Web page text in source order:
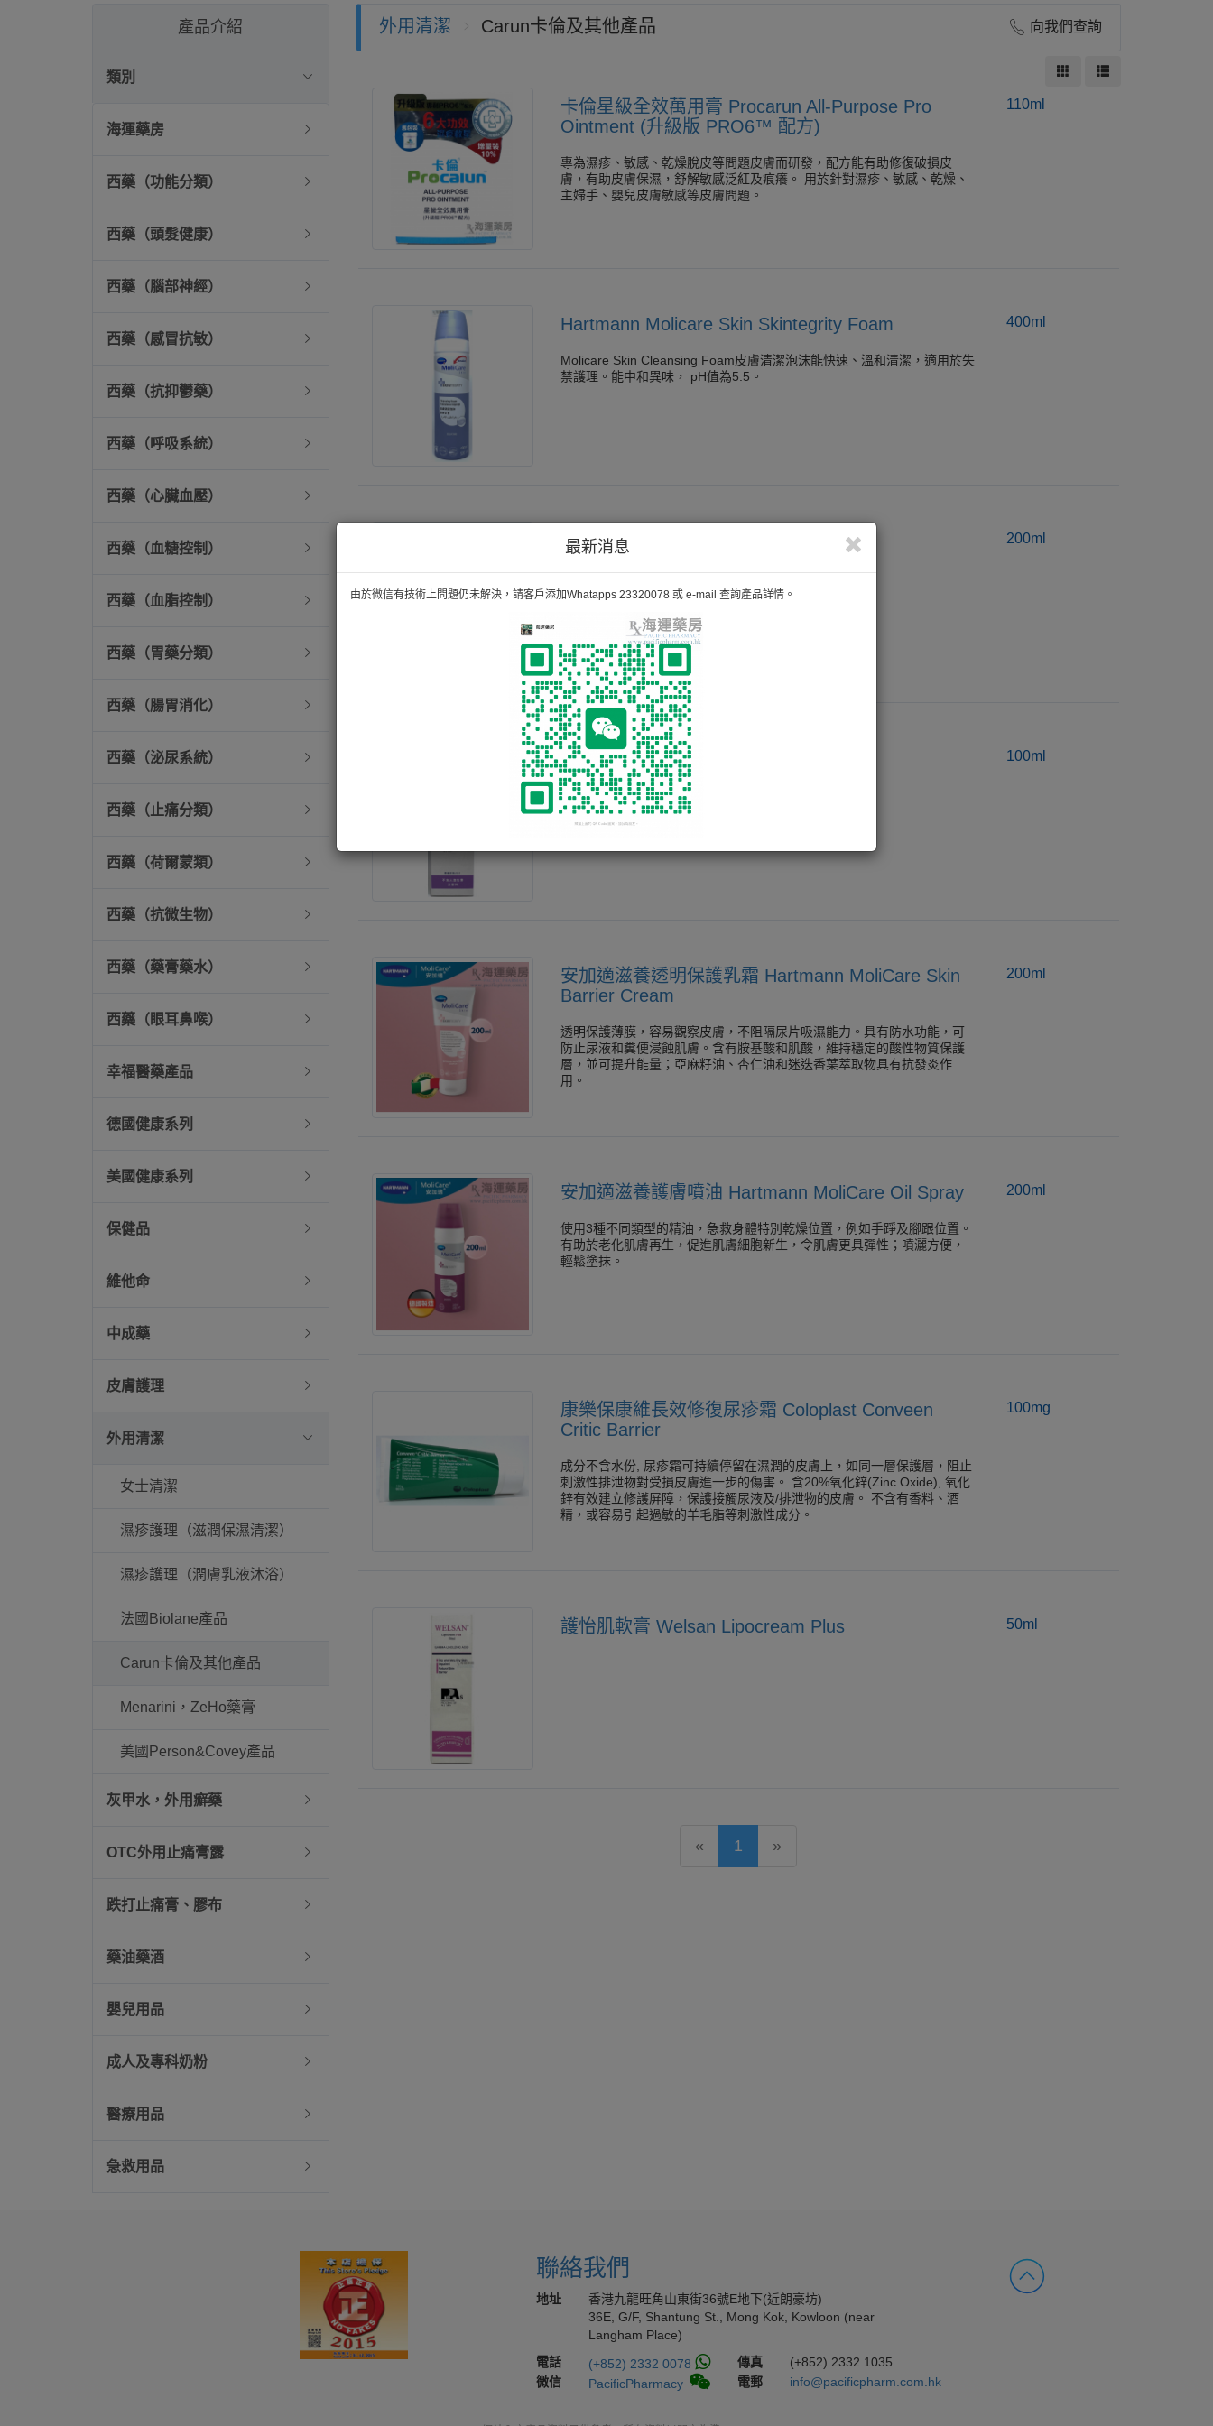
最新消息
由於微信有技術上問題仍未解決，請客戶添加Whatapps 23320078 或 e-mail 查詢產品詳情。
產品介紹
類別
海運藥房
西藥（功能分類）
西藥（頭髮健康）
西藥（腦部神經）
西藥（感冒抗敏）
西藥（抗抑鬱藥）
西藥（呼吸系統）
西藥（心臟血壓）
西藥（血糖控制）
西藥（血脂控制）
西藥（胃藥分類）
西藥（腸胃消化）
西藥（泌尿系統）
西藥（止痛分類）
西藥（荷爾蒙類）
西藥（抗微生物）
西藥（藥膏藥水）
西藥（眼耳鼻喉）
幸福醫藥產品
德國健康系列
美國健康系列
保健品
維他命
中成藥
皮膚護理
外用清潔
女士清潔
濕疹護理（滋潤保濕清潔）
濕疹護理（潤膚乳液沐浴）
法國Biolane產品
Carun卡倫及其他產品
Menarini，ZeHo藥膏
美國Person&Covey產品
灰甲水，外用癬藥
OTC外用止痛膏露
跌打止痛膏、膠布
藥油藥酒
嬰兒用品
成人及專科奶粉
醫療用品
急救用品
外用清潔 Carun卡倫及其他產品 向我們查詢
卡倫星級全效萬用膏 Procarun All-Purpose Pro
Ointment (升級版 PRO6™ 配方)
專為濕疹、敏感、乾燥脫皮等問題皮膚而研發，配方能有助修復破損皮
膚，有助皮膚保濕，舒解敏感泛紅及痕癢。 用於針對濕疹、敏感、乾燥、
主婦手、嬰兒皮膚敏感等皮膚問題。
110ml
Hartmann Molicare Skin Skintegrity Foam
Molicare Skin Cleansing Foam皮膚清潔泡沫能快速、溫和清潔，適用於失
禁護理。能中和異味， pH值為5.5。
400ml
護怡肌沐浴油 Welsan Dual Shower Oil 200ml
護怡肌軟膏 Welsan Lipocream Light 100ml
安加適滋養透明保護乳霜 Hartmann MoliCare Skin
Barrier Cream
透明保護薄膜，容易觀察皮膚，不阻隔尿片吸濕能力。具有防水功能，可
防止尿液和糞便浸蝕肌膚。含有胺基酸和肌酸，維持穩定的酸性物質保護
層，並可提升能量；亞麻籽油、杏仁油和迷迭香葉萃取物具有抗發炎作
用。
200ml
安加適滋養護膚噴油 Hartmann MoliCare Oil Spray
使用3種不同類型的精油，急救身體特別乾燥位置，例如手踭及腳跟位置。
有助於老化肌膚再生，促進肌膚細胞新生，令肌膚更具彈性；噴灑方便，
輕鬆塗抹。
200ml
康樂保康維長效修復尿疹霜 Coloplast Conveen
Critic Barrier
成分不含水份, 尿疹霜可持續停留在濕潤的皮膚上，如同一層保護層，阻止
刺激性排泄物對受損皮膚進一步的傷害。 含20%氧化鋅(Zinc Oxide), 氧化
鋅有效建立修護屏障，保護接觸尿液及/排泄物的皮膚。 不含有香料、酒
精，或容易引起過敏的羊毛脂等刺激性成分。
100mg
護怡肌軟膏 Welsan Lipocream Plus 50ml
« 1 »
聯絡我們
地址
香港九龍旺角山東街36號E地下(近朗豪坊)
36E, G/F, Shantung St., Mong Kok, Kowloon (near
Langham Place)
電話
(+852) 2332 0078 傳真
(+852) 2332 1035
微信
PacificPharmacy 電郵 info@pacificpharm.com.hk